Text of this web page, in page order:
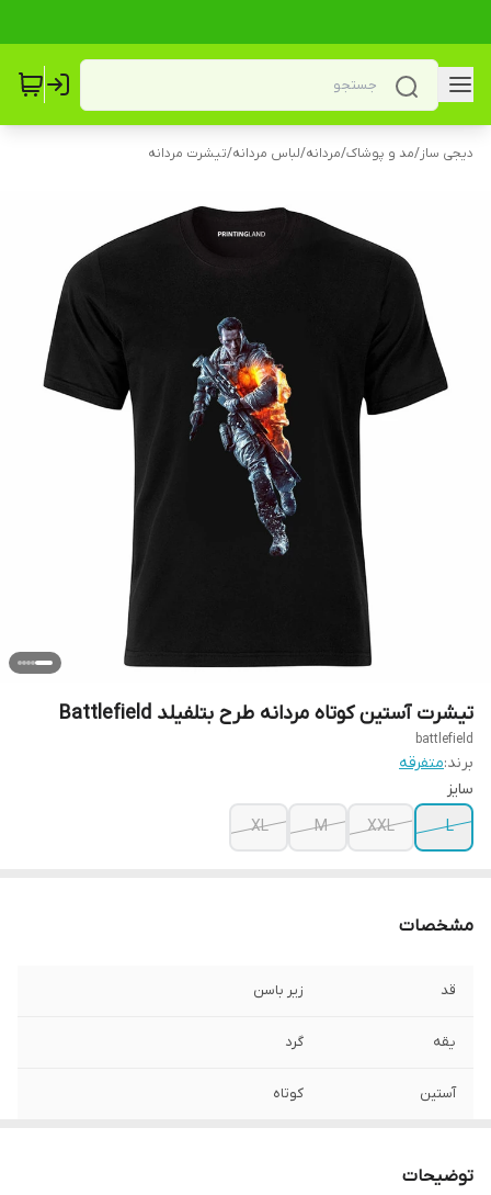
دیجی ساز/مد و پوشاک/مردانه/لباس مردانه/تیشرت مردانه
تیشرت آستین کوتاه مردانه طرح بتلفیلد Battlefield
battlefield
برند:متفرقه
سایز
L
XXL
M
XL
مشخصات
قد زیر باسن
یقه گرد
آستین کوتاه
توضیحات